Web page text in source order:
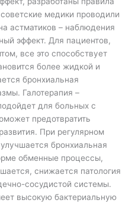
медики проводили
астматиков – наблюдения
эффект. Для пациентов,
все это способствует
более жидкой и
бронхиальная
Галотерапия –
для больных с
предотвратить
При регулярном
бронхиальная
обменные процессы,
снижается патология
сосудистой системы.
высокую бактериальную